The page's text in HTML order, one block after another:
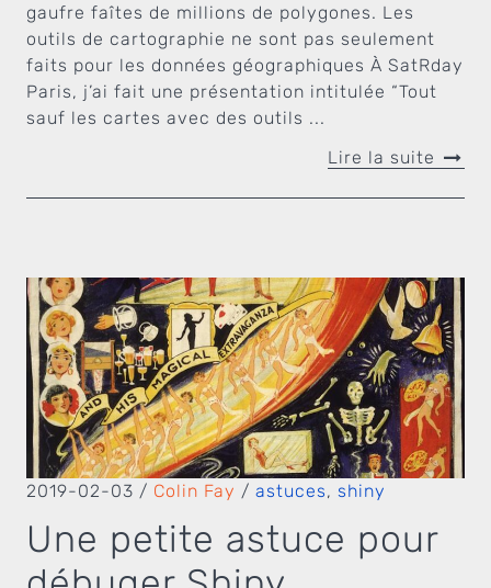
gaufre faîtes de millions de polygones. Les
outils de cartographie ne sont pas seulement
faits pour les données géographiques À SatRday
Paris, j’ai fait une présentation intitulée “Tout
sauf les cartes avec des outils ...
Lire la suite
2019-02-03 / Colin Fay / astuces, shiny
Une petite astuce pour